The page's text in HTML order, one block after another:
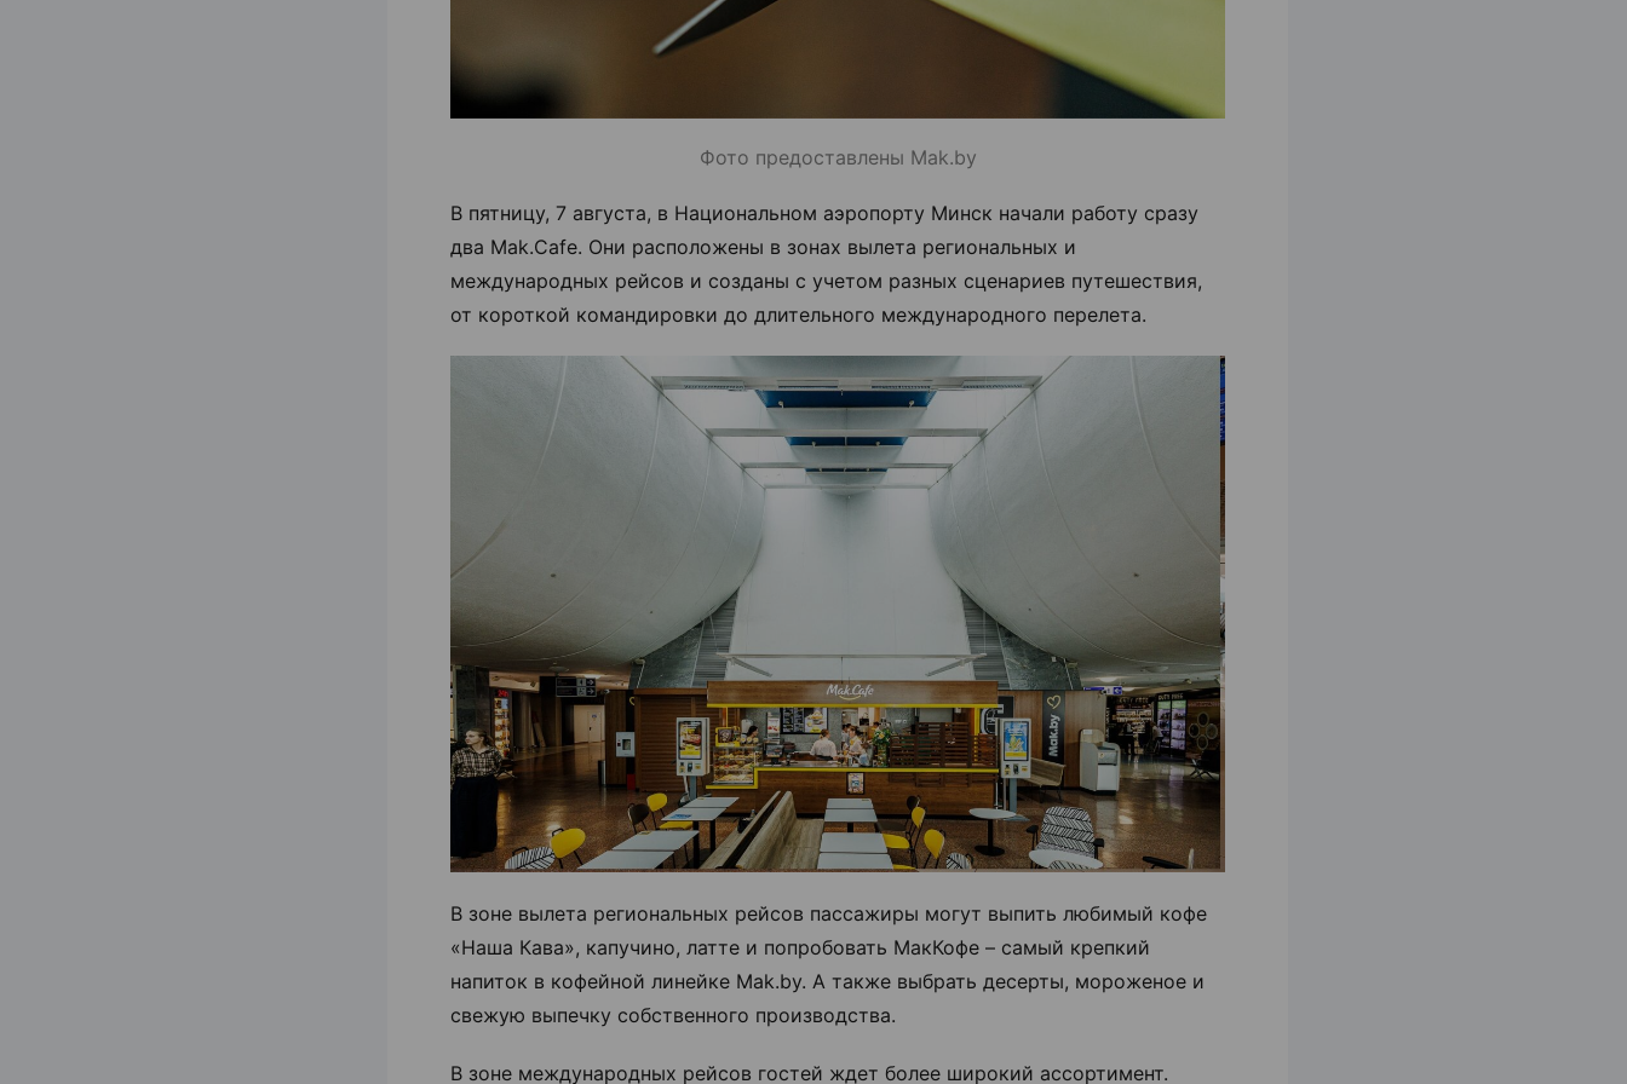
Фото предоставлены Mak.by
В пятницу, 7 августа, в Национальном аэропорту Минск начали работу сразу
два Mak.Cafe. Они расположены в зонах вылета региональных и
международных рейсов и созданы с учетом разных сценариев путешествия,
от короткой командировки до длительного международного перелета.
В зоне вылета региональных рейсов пассажиры могут выпить любимый кофе
«Наша Кава», капучино, латте и попробовать МакКофе – самый крепкий
напиток в кофейной линейке Mak.by. А также выбрать десерты, мороженое и
свежую выпечку собственного производства.
В зоне международных рейсов гостей ждет более широкий ассортимент.